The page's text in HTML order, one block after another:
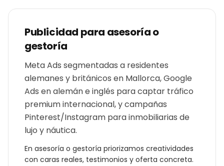
Publicidad para asesoría o
gestoría
Meta Ads segmentadas a residentes
alemanes y británicos en Mallorca, Google
Ads en alemán e inglés para captar tráfico
premium internacional, y campañas
Pinterest/Instagram para inmobiliarias de
lujo y náutica.
En asesoría o gestoría priorizamos creatividades
con caras reales, testimonios y oferta concreta.